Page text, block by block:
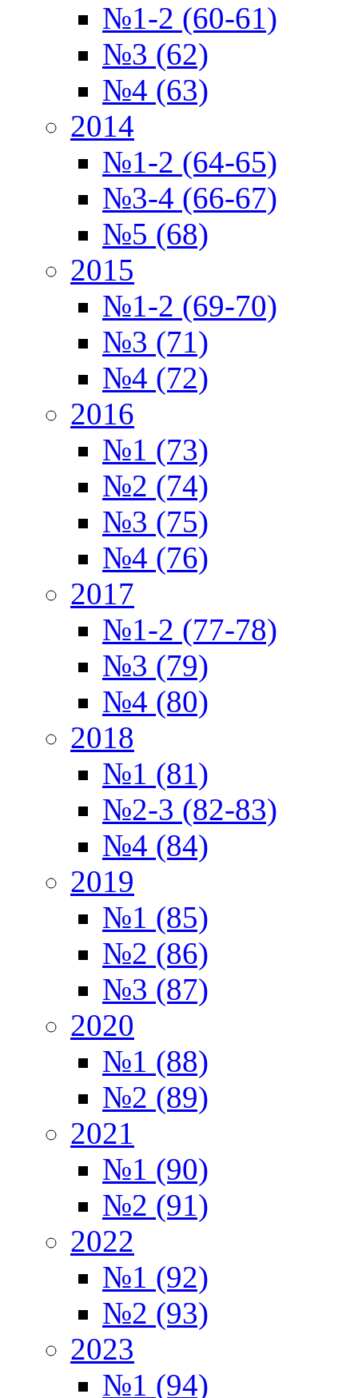
№1-2 (60-61)
№3 (62)
№4 (63)
2014
№1-2 (64-65)
№3-4 (66-67)
№5 (68)
2015
№1-2 (69-70)
№3 (71)
№4 (72)
2016
№1 (73)
№2 (74)
№3 (75)
№4 (76)
2017
№1-2 (77-78)
№3 (79)
№4 (80)
2018
№1 (81)
№2-3 (82-83)
№4 (84)
2019
№1 (85)
№2 (86)
№3 (87)
2020
№1 (88)
№2 (89)
2021
№1 (90)
№2 (91)
2022
№1 (92)
№2 (93)
2023
№1 (94)